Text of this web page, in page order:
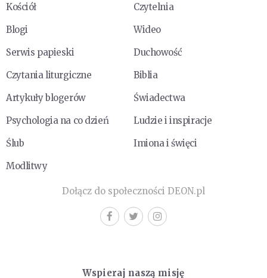
Kościół
Czytelnia
Blogi
Wideo
Serwis papieski
Duchowość
Czytania liturgiczne
Biblia
Artykuły blogerów
Świadectwa
Psychologia na co dzień
Ludzie i inspiracje
Ślub
Imiona i święci
Modlitwy
Dołącz do społeczności DEON.pl
Wspieraj naszą misję